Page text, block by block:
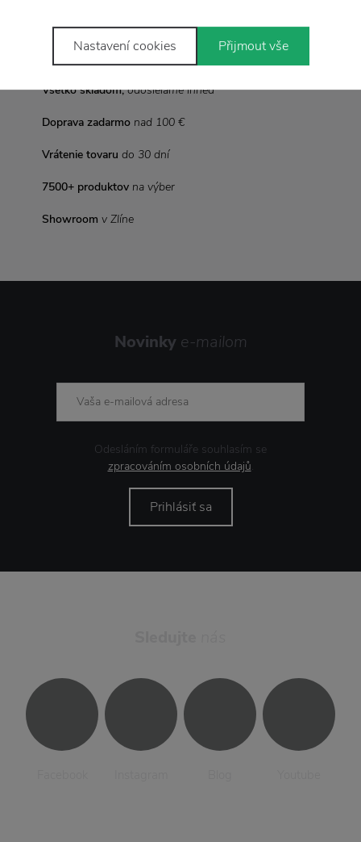
Všetko skladom,odosielame ihneď
Doprava zadarmo nad 100 €
Vrátenie tovaru do 30 dní
7500+ produktov na výber
Showroom v Zlíne
Novinky e-mailom
Odesláním formuláře souhlasím se
zpracováním osobních údajů.
Prihlásiť sa
Nastavení cookies Přijmout vše